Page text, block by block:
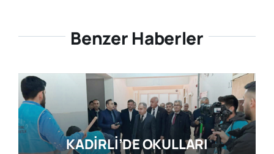
Benzer Haberler
KADİRLİ’DE OKULLARI